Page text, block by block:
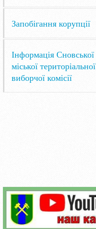
Запобігання корупції
Інформація Сновської
міської територіальної
виборчої комісії